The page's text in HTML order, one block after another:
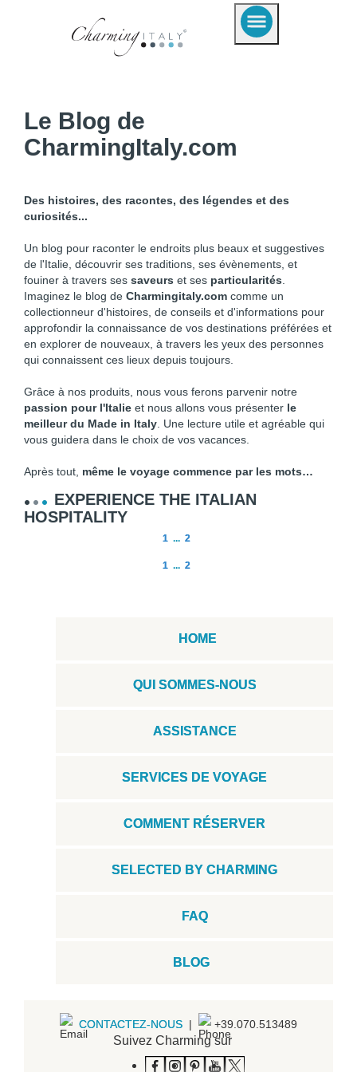
Le Blog de
CharmingItaly.com
Des histoires, des racontes, des légendes et des
curiosités...
Un blog pour raconter le endroits plus beaux et suggestives
de l'Italie, découvrir ses traditions, ses évènements, et
fouiner à travers ses saveurs et ses particularités
Imaginez le blog de Charmingitaly.com comme un
collectionneur d'histoires, de conseils et d'informations pour
approfondir la connaissance de vos destinations préférées et
en explorer de nouveaux, à travers les yeux des personnes
qui connaissent ces lieux depuis toujours.
Grâce à nos produits, nous vous ferons parvenir notre
passion pour l'Italie et nous allons vous présenter le
meilleur du Made in Italy . Une lecture utile et agréable qui
vous guidera dans le choix de vos vacances.
Après tout, même le voyage commence par les mots…
EXPERIENCE THE ITALIAN
HOSPITALITY
1 ... 2
1 ... 2
HOME
QUI SOMMES-NOUS
ASSISTANCE
SERVICES DE VOYAGE
COMMENT RÉSERVER
SELECTED BY CHARMING
FAQ
BLOG
CONTACTEZ-NOUS | +39.070.513489
Suivez Charming sur